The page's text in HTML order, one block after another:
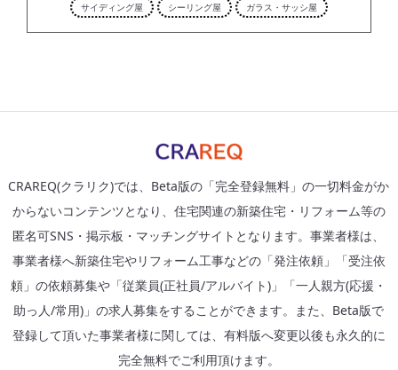
サイディング屋
シーリング屋 ガラス・サッシ屋
CRAREQ(クラリク)では、Beta版の「完全登録無料」の一切料金がか
からないコンテンツとなり、住宅関連の新築住宅・リフォーム等の
匿名可SNS・掲示板・マッチングサイトとなります。事業者様は、
事業者様へ新築住宅やリフォーム工事などの「発注依頼」「受注依
頼」の依頼募集や「従業員(正社員/アルバイト)」「一人親方(応援・
助っ人/常用)」の求人募集をすることができます。また、Beta版で
登録して頂いた事業者様に関しては、有料版へ変更以後も永久的に
完全無料でご利用頂けます。